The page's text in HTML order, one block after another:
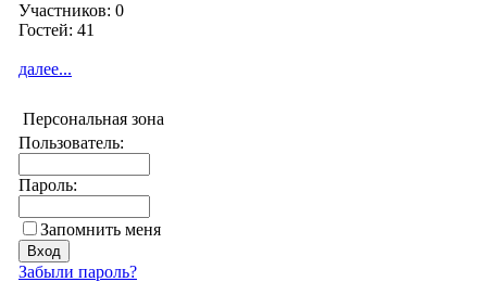
Участников: 0
Гостей: 41
далее...
Персональная зона
Пользователь:
Пароль:
Запомнить меня
Забыли пароль?